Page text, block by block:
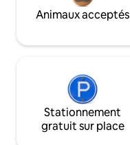
Animaux acceptés
Stationnement
gratuit sur place